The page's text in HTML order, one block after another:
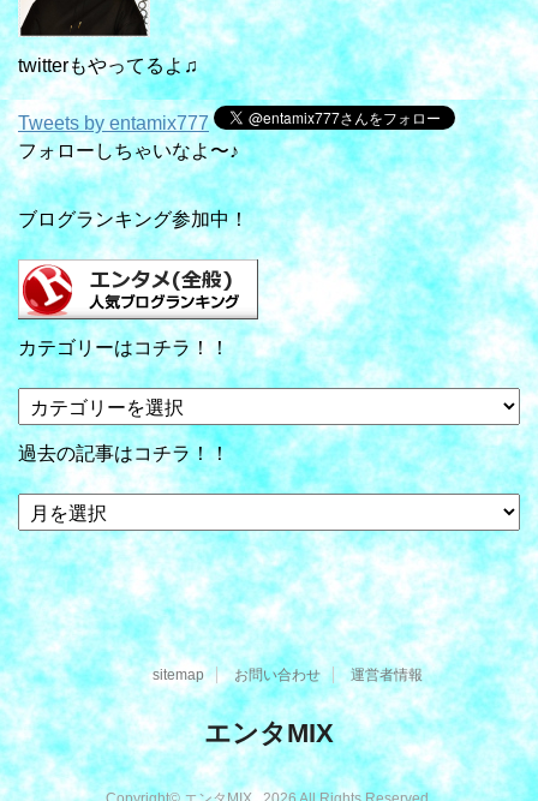
twitterもやってるよ♫
Tweets by entamix777
フォローしちゃいなよ〜♪
ブログランキング参加中！
カテゴリーはコチラ！！
カ
テ
ゴ
リ
ー
は
コ
チ
ラ！！
過去の記事はコチラ！！
過
去
の
記
事
は
コ
チ
ラ！！
sitemap お問い合わせ 運営者情報
エンタMIX